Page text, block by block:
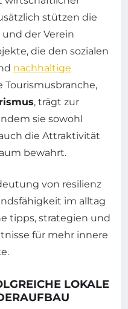
stützen die
und der Verein
die den sozialen
nachhaltige
Tourismusbranche,
, trägt zur
sie sowohl
die Attraktivität
bewahrt.
LOKALE